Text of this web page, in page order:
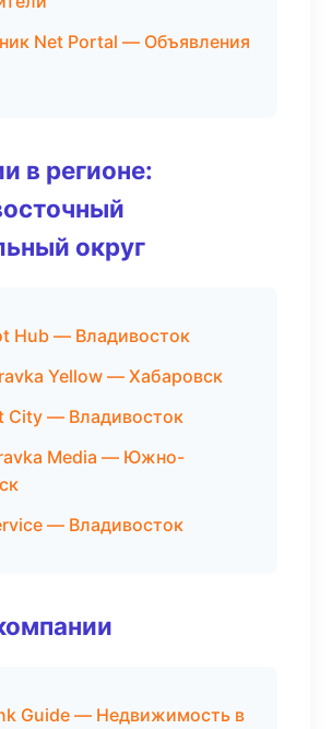
Net Portal — Объявления
в регионе:
округ
Hub — Владивосток
Yellow — Хабаровск
City — Владивосток
Media — Южно-
— Владивосток
Guide — Недвижимость в